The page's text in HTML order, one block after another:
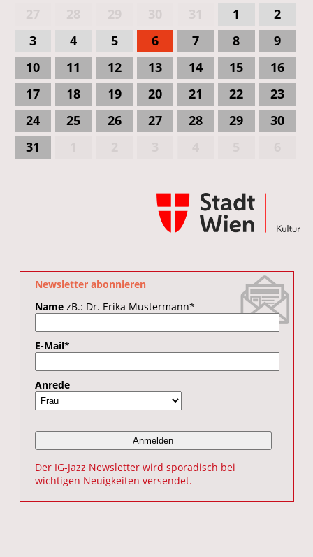
1
2
3
4 5 6 7 8
9
10
11 12 13 14 15
16
17
18 19 20 21 22
23
24
25 26 27 28 29
30
31
Newsletter abonnieren
NamezB.: Dr. Erika Mustermann*
E-Mail*
Anrede
Der IG-Jazz Newsletter wird sporadisch bei
wichtigen Neuigkeiten versendet.